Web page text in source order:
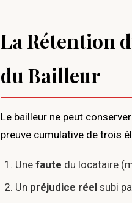
La Rétention
du Bailleur
Le bailleur ne peut
preuve cumulative de trois
Une faute du locataire
Un préjudice réel subi